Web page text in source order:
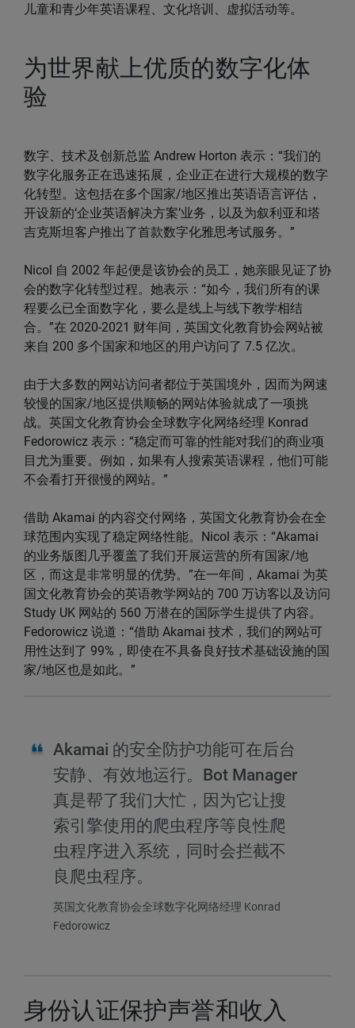
儿童和青少年英语课程、文化培训、虚拟活动等。
为世界献上优质的数字化体
验
数字、技术及创新总监 Andrew Horton 表示：“我们的
数字化服务正在迅速拓展，企业正在进行大规模的数字
化转型。这包括在多个国家/地区推出英语语言评估，
开设新的‘企业英语解决方案’业务，以及为叙利亚和塔
吉克斯坦客户推出了首款数字化雅思考试服务。”
Nicol 自 2002 年起便是该协会的员工，她亲眼见证了协
会的数字化转型过程。她表示：“如今，我们所有的课
程要么已全面数字化，要么是线上与线下教学相结
合。”在 2020-2021 财年间，英国文化教育协会网站被
来自 200 多个国家和地区的用户访问了 7.5 亿次。
由于大多数的网站访问者都位于英国境外，因而为网速
较慢的国家/地区提供顺畅的网站体验就成了一项挑
战。英国文化教育协会全球数字化网络经理 Konrad
Fedorowicz 表示：“稳定而可靠的性能对我们的商业项
目尤为重要。例如，如果有人搜索英语课程，他们可能
不会看打开很慢的网站。”
借助 Akamai 的内容交付网络，英国文化教育协会在全
球范围内实现了稳定网络性能。Nicol 表示：“Akamai
的业务版图几乎覆盖了我们开展运营的所有国家/地
区，而这是非常明显的优势。”在一年间，Akamai 为英
国文化教育协会的英语教学网站的 700 万访客以及访问
Study UK 网站的 560 万潜在的国际学生提供了内容。
Fedorowicz 说道：“借助 Akamai 技术，我们的网站可
用性达到了 99%，即使在不具备良好技术基础设施的国
家/地区也是如此。”
Akamai 的安全防护功能可在后台
安静、有效地运行。Bot Manager
真是帮了我们大忙，因为它让搜
索引擎使用的爬虫程序等良性爬
虫程序进入系统，同时会拦截不
良爬虫程序。
英国文化教育协会全球数字化网络经理 Konrad
Fedorowicz
身份认证保护声誉和收入